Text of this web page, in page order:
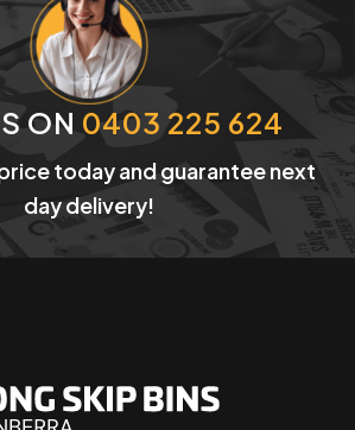
ON 0403 225 624
today and guarantee next
day delivery!